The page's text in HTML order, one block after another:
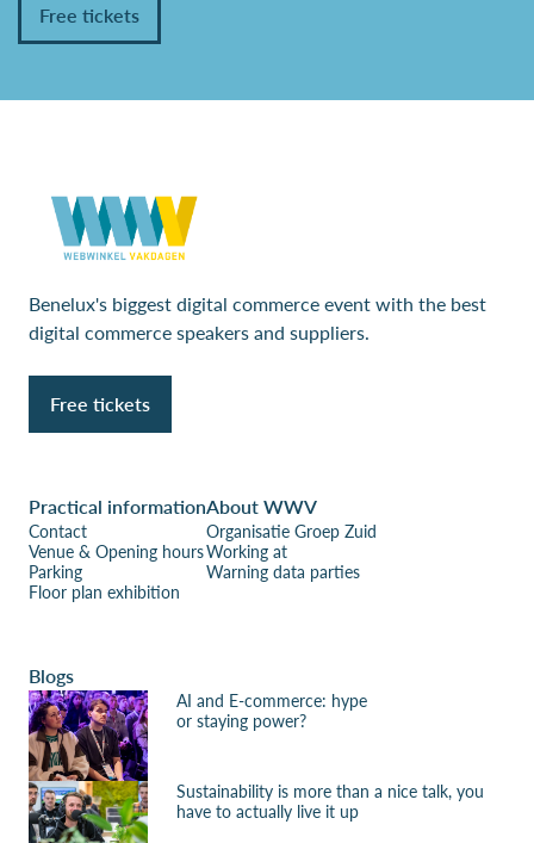
Free tickets
Benelux's biggest digital commerce event with the best
digital commerce speakers and suppliers.
Free tickets
Practical information
Contact
Venue & Opening hours
Parking
Floor plan exhibition
About WWV
Organisatie Groep Zuid
Working at
Warning data parties
Blogs
AI and E-commerce: hype
or staying power?
Sustainability is more than a nice talk, you
have to actually live it up